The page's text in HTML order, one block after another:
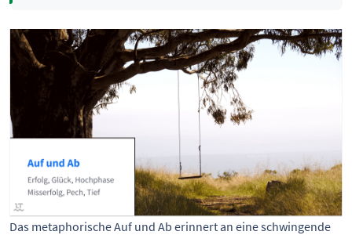
Das metaphorische Auf und Ab erinnert an eine schwingende